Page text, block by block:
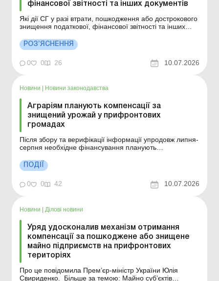
фінансової звітності та інших документів
Які дії СГ у разі втрати, пошкодження або дострокового
знищення податкової, фінансової звітності та інших
податків і зборів (крім платників податків, які провадили
діяльність на територіях активних бойових дій або на
РОЗ’ЯСНЕННЯ
0 0 26 10.07.2026
Новини Новини законодавства
Аграріям планують компенсації за
знищений урожай у прифронтових
громадах
Після збору та верифікації інформації упродовж липня-
серпня необхідне фінансування планують
здійснити вже у І кварталі наступного року. Більше за
темою: Загибель посівів: документування, облік, ПДВ та
компенсація збитків Чи нараховується ПДВ у разі ...
ПОДІЇ
0 0 42 10.07.2026
Новини | Ділові новини
Уряд удосконалив механізм отримання
компенсації за пошкоджене або знищене
майно підприємств на прифронтових
територіях
Про це повідомила Прем’єр-міністр України Юлія
Свириденко. Більше за темою: Майно суб’єктів